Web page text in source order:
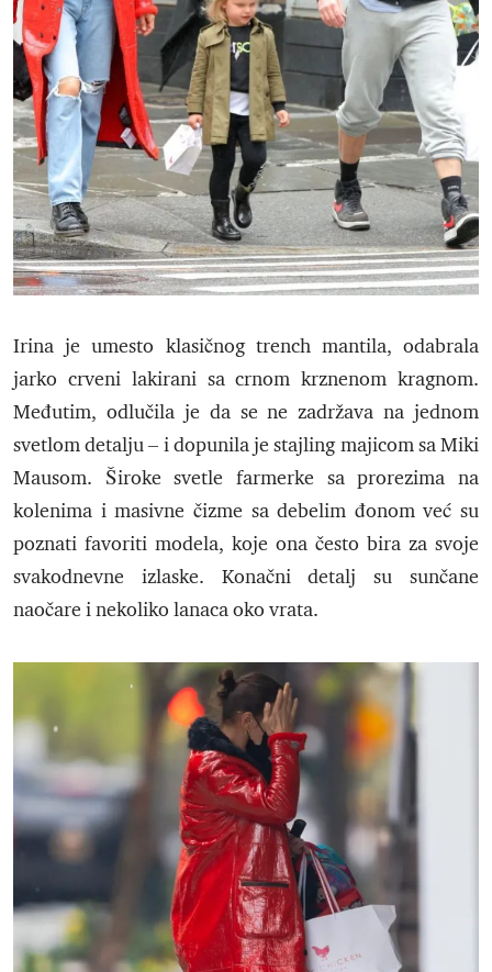
Irina je umesto klasičnog trench mantila, odabrala
jarko crveni lakirani sa crnom krznenom kragnom.
Međutim, odlučila je da se ne zadržava na jednom
svetlom detalju – i dopunila je stajling majicom sa Miki
Mausom. Široke svetle farmerke sa prorezima na
kolenima i masivne čizme sa debelim đonom već su
poznati favoriti modela, koje ona često bira za svoje
svakodnevne izlaske. Konačni detalj su sunčane
naočare i nekoliko lanaca oko vrata.